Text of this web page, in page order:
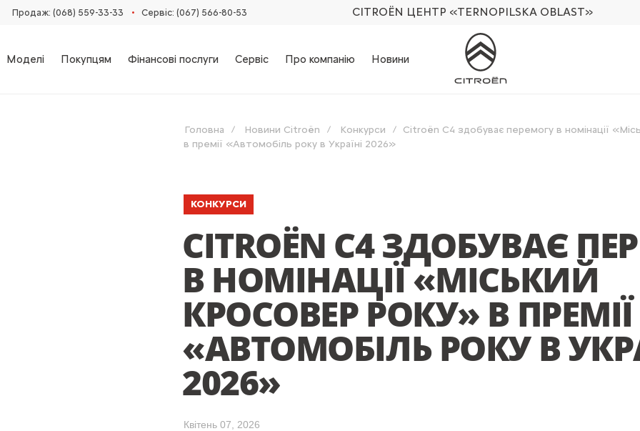
Продаж: (068) 559-33-33 • Сервіс: (067) 566-80-53 CITROËN ЦЕНТР «TERNOPILSKA OBLAST»
Моделі Покупцям Фінансові послуги Сервіс Про компанію Новини
Головна Новини Citroën Конкурси
Citroën C4 здобуває перемогу в номінації
в премії «Автомобіль року в Україні 2026»
КОНКУРСИ
CITROËN C4 ЗДОБУВАЄ
В НОМІНАЦІЇ «МІСЬКИЙ
КРОСОВЕР РОКУ» В ПРЕМІЇ
«АВТОМОБІЛЬ РОКУ В
2026»
Квітень 07, 2026